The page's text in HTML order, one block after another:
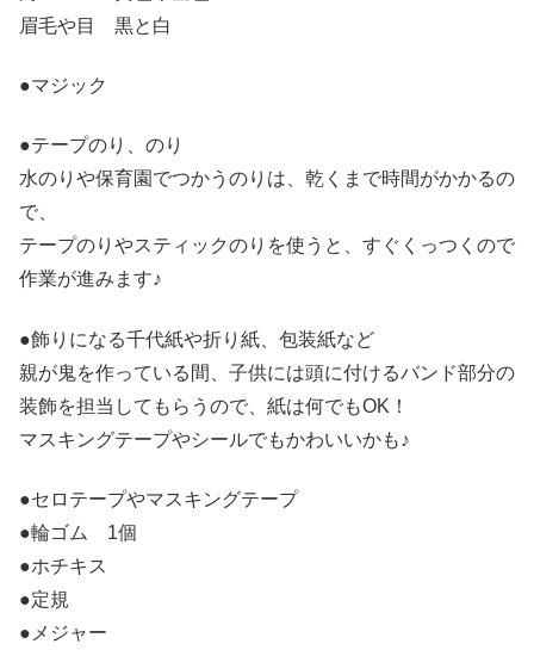
眉毛や目 黒と白
●マジック
●テープのり、のり
水のりや保育園でつかうのりは、乾くまで時間がかかるの
で、
テープのりやスティックのりを使うと、すぐくっつくので
作業が進みます♪
●飾りになる千代紙や折り紙、包装紙など
親が鬼を作っている間、子供には頭に付けるバンド部分の
装飾を担当してもらうので、紙は何でもOK！
マスキングテープやシールでもかわいいかも♪
●セロテープやマスキングテープ
●輪ゴム 1個
●ホチキス
●定規
●メジャー